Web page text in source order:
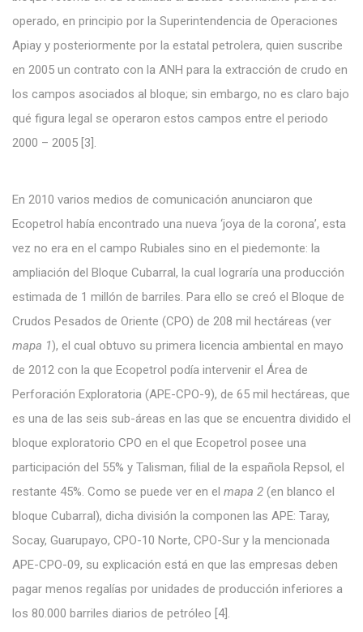
operado, en principio por la Superintendencia de Operaciones
Apiay y posteriormente por la estatal petrolera, quien suscribe
en 2005 un contrato con la ANH para la extracción de crudo en
los campos asociados al bloque; sin embargo, no es claro bajo
qué figura legal se operaron estos campos entre el periodo
2000 – 2005 [3].
En 2010 varios medios de comunicación anunciaron que
Ecopetrol había encontrado una nueva ‘joya de la corona’, esta
vez no era en el campo Rubiales sino en el piedemonte: la
ampliación del Bloque Cubarral, la cual lograría una producción
estimada de 1 millón de barriles. Para ello se creó el Bloque de
Crudos Pesados de Oriente (CPO) de 208 mil hectáreas (ver
mapa 1), el cual obtuvo su primera licencia ambiental en mayo
de 2012 con la que Ecopetrol podía intervenir el Área de
Perforación Exploratoria (APE-CPO-9), de 65 mil hectáreas, que
es una de las seis sub-áreas en las que se encuentra dividido el
bloque exploratorio CPO en el que Ecopetrol posee una
participación del 55% y Talisman, filial de la española Repsol, el
restante 45%. Como se puede ver en el mapa 2 (en blanco el
bloque Cubarral), dicha división la componen las APE: Taray,
Socay, Guarupayo, CPO-10 Norte, CPO-Sur y la mencionada
APE-CPO-09, su explicación está en que las empresas deben
pagar menos regalías por unidades de producción inferiores a
los 80.000 barriles diarios de petróleo [4].